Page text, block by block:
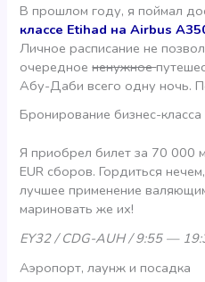
В прошлом году, я поймал
классе Etihad на Airbus
Личное расписание не
очередноененужное
Абу-Даби всего одну ночь.
Бронирование бизнес-класса
Я приобрел билет за 70 000
EUR сборов. Гордиться
лучшее применение
мариновать же их!
EY32 / CDG-AUH / 9:55 —
Аэропорт, лаунж и посадка